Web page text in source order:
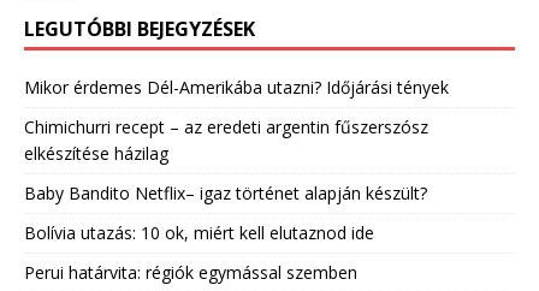
LEGUTÓBBI BEJEGYZÉSEK
Mikor érdemes Dél-Amerikába utazni? Időjárási tények
Chimichurri recept – az eredeti argentin fűszerszósz
elkészítése házilag
Baby Bandito Netflix– igaz történet alapján készült?
Bolívia utazás: 10 ok, miért kell elutaznod ide
Perui határvita: régiók egymással szemben